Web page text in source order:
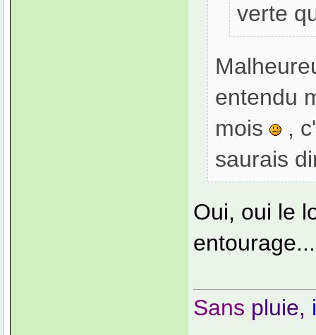
verte
entendu
mois
,
saurais
Oui, oui le
entourage...
Sans pluie,